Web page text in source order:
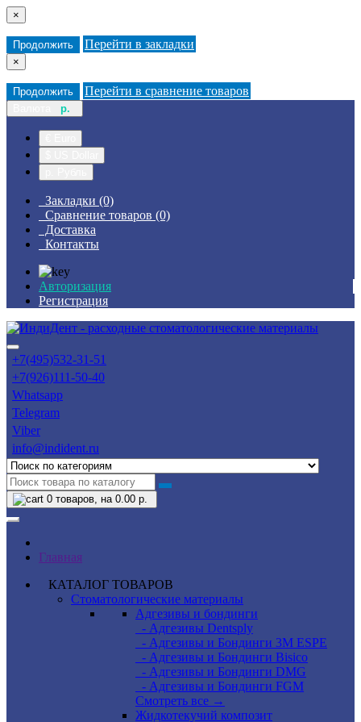
×
Продолжить Перейти в закладки
×
Продолжить Перейти в сравнение товаров
р.
Закладки (0)
Сравнение товаров (0)
Доставка
Контакты
Авторизация
Регистрация
+7(495)532-31-51
+7(926)111-50-40
Whatsapp
Telegram
Viber
info@indident.ru
0 товаров, на 0.00 р.
Главная
КАТАЛОГ ТОВАРОВ
Стоматологические материалы
Адгезивы и бондинги
- Адгезивы Dentsply
- Адгезивы и Бондинги 3M ESPE
- Адгезивы и Бондинги Bisico
- Адгезивы и Бондинги DMG
- Адгезивы и Бондинги FGM
Смотреть все →
Жидкотекучий композит